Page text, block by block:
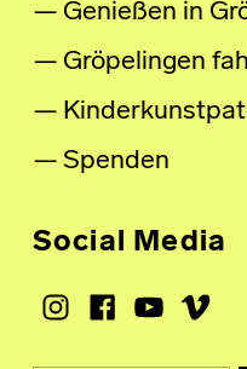
Genießen in
Gröpelingen
Spenden
Social Media
Instagram
Facebook
Youtube
Vimeo